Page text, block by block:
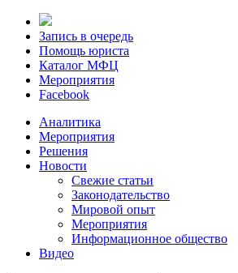
Запись в очередь
Помощь юриста
Каталог МФЦ
Мероприятия
Facebook
Аналитика
Мероприятия
Решения
Новости
Свежие статьи
Законодательство
Мировой опыт
Мероприятия
Информационное общество
Видео